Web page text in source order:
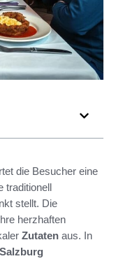
die Besucher eine
traditionell
stellt. Die
herzhaften
Zutaten aus. In
Salzburg